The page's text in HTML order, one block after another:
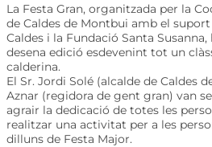
La Festa Gran, organitzada per la
de Caldes de Montbui amb el
Caldes i la Fundació Santa Susanna,
desena edició esdevenint tot un
calderina.
El Sr. Jordi Solé (alcalde de Caldes
Aznar (regidora de gent gran) van
agrair la dedicació de totes les
realitzar una activitat per a les
dilluns de Festa Major.